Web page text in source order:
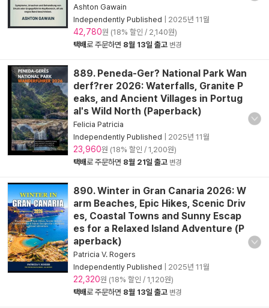
Ashton Gawain
Independently Published
2025년 11월
42,780원 (18% 할인 / 2,140원)
택배로 주문하면 8월 13일 출고 변경
889. Peneda-Ger? National Park Wan
derf?rer 2026: Waterfalls, Granite P
eaks, and Ancient Villages in Portug
al's Wild North (Paperback)
Felicia Patricia
Independently Published
2025년 11월
23,960원 (18% 할인 / 1,200원)
택배로 주문하면 8월 21일 출고 변경
890. Winter in Gran Canaria 2026: W
arm Beaches, Epic Hikes, Scenic Driv
es, Coastal Towns and Sunny Escap
es for a Relaxed Island Adventure (P
aperback)
Patricia V. Rogers
Independently Published
2025년 11월
22,320원 (18% 할인 / 1,120원)
택배로 주문하면 8월 13일 출고 변경